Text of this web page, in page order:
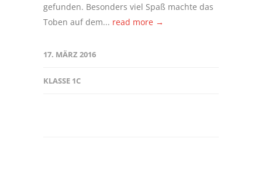
gefunden. Besonders viel Spaß machte das
Toben auf dem... read more →
17. MÄRZ 2016
KLASSE 1C